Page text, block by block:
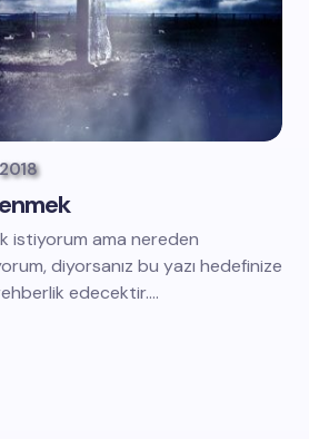
istiyorum ama nereden
diyorsanız bu yazı hedefinize
edecektir.…